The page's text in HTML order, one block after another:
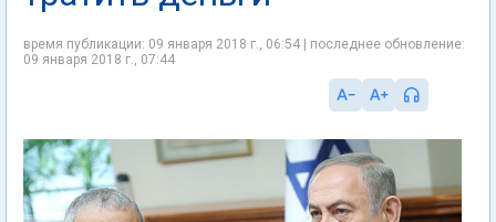
время публикации: 09 января 2018 г., 06:54 | последнее обновление:
09 января 2018 г., 07:44